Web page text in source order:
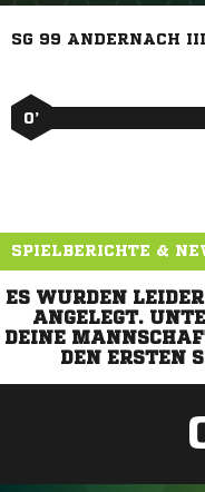
SG 99 ANDERNACH III
0’
SPIELBERICHTE &
ES WURDEN
ANGELEGT.
DEINE
DEN ERSTEN